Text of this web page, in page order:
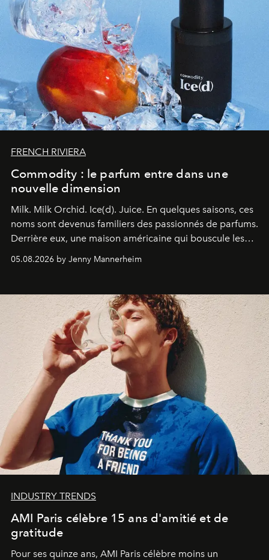
FRENCH RIVIERA
Commodity : le parfum entre dans une
nouvelle dimension
Milk. Milk Orchid. Ice(d). Juice. En quelques saisons, ces
noms sont devenus familiers des passionnés de parfums.
Derrière eux, une maison américaine qui bouscule les
une approche aussi intuitive que personnelle :
05.08.2026 by Jenny Mannerheim
INDUSTRY TRENDS
AMI Paris célèbre 15 ans d'amitié et de
gratitude
Pour ses quinze ans, AMI Paris célèbre moins un